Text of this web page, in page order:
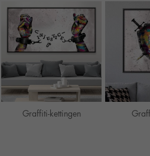
Graffiti-kettingen